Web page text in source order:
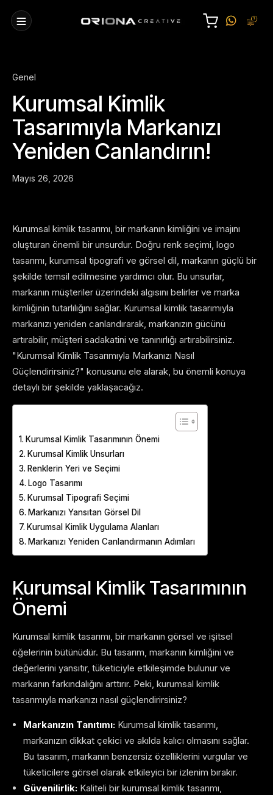
Genel
Kurumsal Kimlik
Tasarımıyla Markanızı
Yeniden Canlandırın!
Mayıs 26, 2026
Kurumsal kimlik tasarımı, bir markanın kimliğini ve imajını
oluşturan önemli bir unsurdur. Doğru renk seçimi, logo
tasarımı, kurumsal tipografi ve görsel dil, markanın güçlü bir
şekilde temsil edilmesine yardımcı olur. Bu unsurlar,
markanın müşteriler üzerindeki algısını belirler ve marka
kimliğinin tutarlılığını sağlar. Kurumsal kimlik tasarımıyla
markanızı yeniden canlandırarak, markanızın gücünü
artırabilir, müşteri sadakatini ve tanınırlığı artırabilirsiniz.
"Kurumsal Kimlik Tasarımıyla Markanızı Nasıl
Güçlendirirsiniz?" konusunu ele alarak, bu önemli konuya
detaylı bir şekilde yaklaşacağız.
Kurumsal Kimlik Tasarımının Önemi
Kurumsal Kimlik Unsurları
Renklerin Yeri ve Seçimi
Logo Tasarımı
Kurumsal Tipografi Seçimi
Markanızı Yansıtan Görsel Dil
Kurumsal Kimlik Uygulama Alanları
Markanızı Yeniden Canlandırmanın Adımları
Kurumsal Kimlik Tasarımının
Önemi
Kurumsal kimlik tasarımı, bir markanın görsel ve işitsel
öğelerinin bütünüdür. Bu tasarım, markanın kimliğini ve
değerlerini yansıtır, tüketiciyle etkileşimde bulunur ve
markanın farkındalığını arttırır. Peki, kurumsal kimlik
tasarımıyla markanızı nasıl güçlendirirsiniz?
Markanızın Tanıtımı: Kurumsal kimlik tasarımı,
markanızın dikkat çekici ve akılda kalıcı olmasını sağlar.
Bu tasarım, markanın benzersiz özelliklerini vurgular ve
tüketicilere görsel olarak etkileyici bir izlenim bırakır.
Güvenilirlik: Kaliteli bir kurumsal kimlik tasarımı,